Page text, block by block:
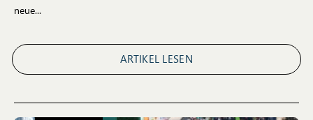
neue...
ARTIKEL LESEN